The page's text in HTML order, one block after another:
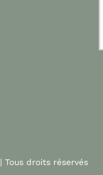
| Tous droits réservés